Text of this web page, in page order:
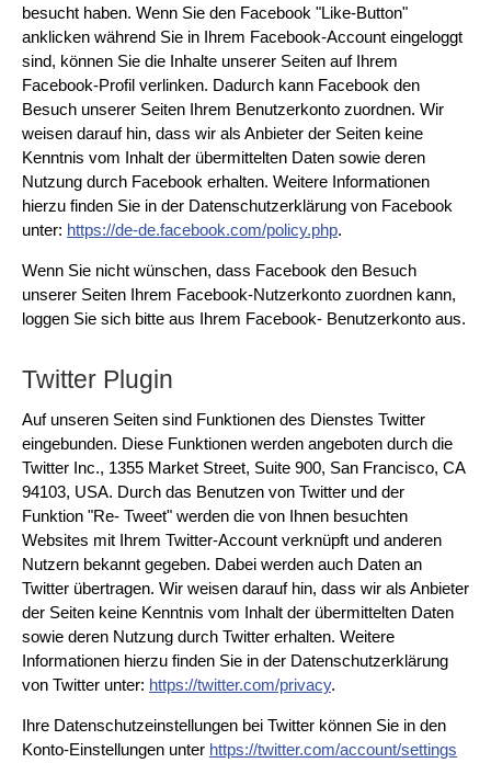
besucht haben. Wenn Sie den Facebook "Like-Button"
anklicken während Sie in Ihrem Facebook-Account eingeloggt
sind, können Sie die Inhalte unserer Seiten auf Ihrem
Facebook-Profil verlinken. Dadurch kann Facebook den
Besuch unserer Seiten Ihrem Benutzerkonto zuordnen. Wir
weisen darauf hin, dass wir als Anbieter der Seiten keine
Kenntnis vom Inhalt der übermittelten Daten sowie deren
Nutzung durch Facebook erhalten. Weitere Informationen
hierzu finden Sie in der Datenschutzerklärung von Facebook
unter: https://de-de.facebook.com/policy.php.
Wenn Sie nicht wünschen, dass Facebook den Besuch
unserer Seiten Ihrem Facebook-Nutzerkonto zuordnen kann,
loggen Sie sich bitte aus Ihrem Facebook- Benutzerkonto aus.
Twitter Plugin
Auf unseren Seiten sind Funktionen des Dienstes Twitter
eingebunden. Diese Funktionen werden angeboten durch die
Twitter Inc., 1355 Market Street, Suite 900, San Francisco, CA
94103, USA. Durch das Benutzen von Twitter und der
Funktion "Re- Tweet" werden die von Ihnen besuchten
Websites mit Ihrem Twitter-Account verknüpft und anderen
Nutzern bekannt gegeben. Dabei werden auch Daten an
Twitter übertragen. Wir weisen darauf hin, dass wir als Anbieter
der Seiten keine Kenntnis vom Inhalt der übermittelten Daten
sowie deren Nutzung durch Twitter erhalten. Weitere
Informationen hierzu finden Sie in der Datenschutzerklärung
von Twitter unter: https://twitter.com/privacy.
Ihre Datenschutzeinstellungen bei Twitter können Sie in den
Konto-Einstellungen unter https://twitter.com/account/settings